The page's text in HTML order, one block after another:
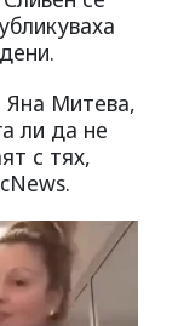
Яна Митева,
ли да не
с тях,